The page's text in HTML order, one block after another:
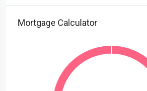
Mortgage Calculator